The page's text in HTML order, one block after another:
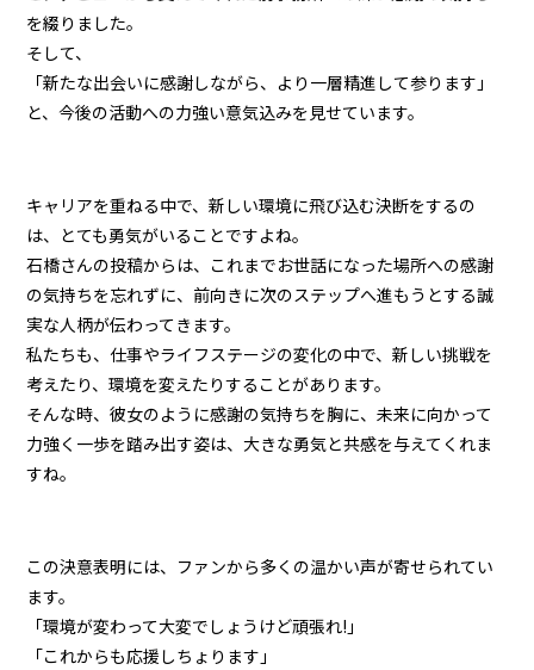
を綴りました。
そして、
「新たな出会いに感謝しながら、より一層精進して参ります」
と、今後の活動への力強い意気込みを見せています。
キャリアを重ねる中で、新しい環境に飛び込む決断をするの
は、とても勇気がいることですよね。
石橋さんの投稿からは、これまでお世話になった場所への感謝
の気持ちを忘れずに、前向きに次のステップへ進もうとする誠
実な人柄が伝わってきます。
私たちも、仕事やライフステージの変化の中で、新しい挑戦を
考えたり、環境を変えたりすることがあります。
そんな時、彼女のように感謝の気持ちを胸に、未来に向かって
力強く一歩を踏み出す姿は、大きな勇気と共感を与えてくれま
すね。
この決意表明には、ファンから多くの温かい声が寄せられてい
ます。
「環境が変わって大変でしょうけど頑張れ!」
「これからも応援しちょります」